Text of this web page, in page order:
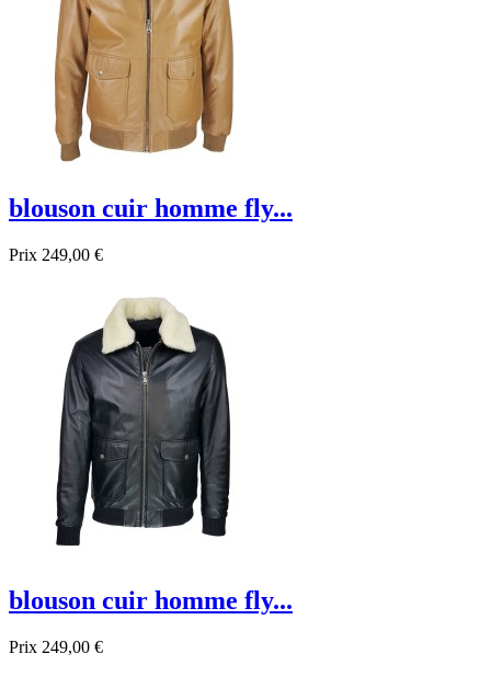
blouson cuir homme fly...
Prix 249,00 €
Promo !
blouson cuir homme fly...
Prix 249,00 €